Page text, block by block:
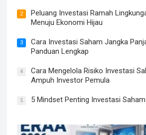
2
Peluang Investasi Ramah
Menuju Ekonomi Hijau
3
Cara Investasi Saham Jangka
Panduan Lengkap
4
Cara Mengelola Risiko Investasi
Ampuh Investor Pemula
5 5 Mindset Penting Investasi Saham